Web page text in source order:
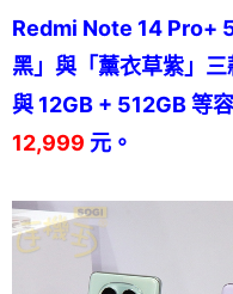
Redmi Note 14 Pro+
黑」與「薰衣草紫」
與 12GB + 512GB 等
12,999 元。